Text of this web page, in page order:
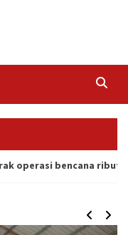
bencana ribut di FELDA